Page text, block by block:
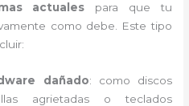
actuales para que tu
como debe. Este tipo
dañado: como discos
agrietadas o teclados